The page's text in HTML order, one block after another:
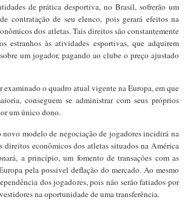
de prática desportiva, no Brasil, sofrerão um
contratação de seu elenco, pois gerará efeitos na
dos atletas. Tais direitos são constantemente
estranhos às atividades esportivas, que adquirem
um jogador, pagando ao clube o preço ajustado
examinado o quadro atual vigente na Europa, em que
conseguem se administrar com seus próprios
um único dono.
novo modelo de negociação de jogadores incidirá na
econômicos dos atletas situados na América
a princípio, um fomento de transações com as
pela possível deflação do mercado. Ao mesmo
dos jogadores, pois não serão fatiados por
na oportunidade de uma transferência.